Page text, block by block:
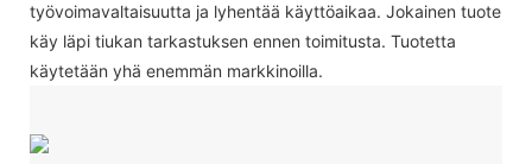
työvoimavaltaisuutta ja lyhentää käyttöaikaa. Jokainen tuote
käy läpi tiukan tarkastuksen ennen toimitusta. Tuotetta
käytetään yhä enemmän markkinoilla.